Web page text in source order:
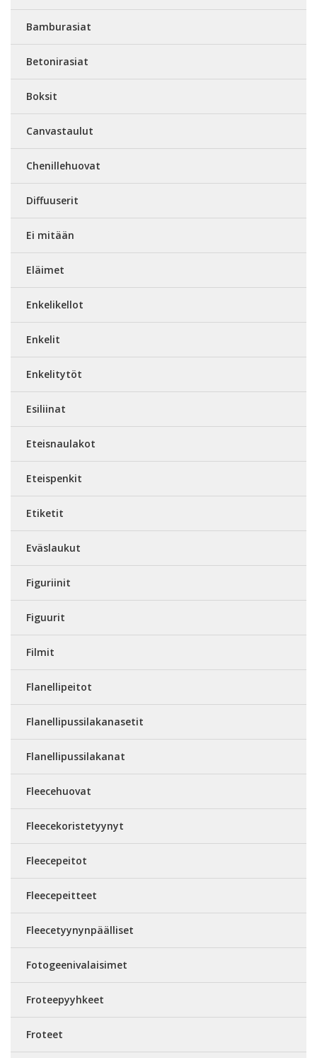
Bamburasiat
Betonirasiat
Boksit
Canvastaulut
Chenillehuovat
Diffuuserit
Ei mitään
Eläimet
Enkelikellot
Enkelit
Enkelitytöt
Esiliinat
Eteisnaulakot
Eteispenkit
Etiketit
Eväslaukut
Figuriinit
Figuurit
Filmit
Flanellipeitot
Flanellipussilakanasetit
Flanellipussilakanat
Fleecehuovat
Fleecekoristetyynyt
Fleecepeitot
Fleecepeitteet
Fleecetyynynpäälliset
Fotogeenivalaisimet
Froteepyyhkeet
Froteet